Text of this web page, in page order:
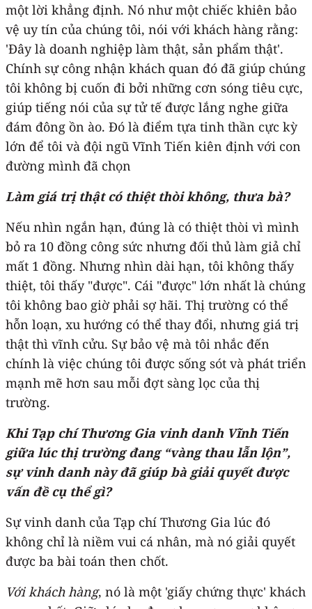
một lời khẳng định. Nó như một chiếc khiên bảo
vệ uy tín của chúng tôi, nói với khách hàng rằng:
'Đây là doanh nghiệp làm thật, sản phẩm thật'.
Chính sự công nhận khách quan đó đã giúp chúng
tôi không bị cuốn đi bởi những cơn sóng tiêu cực,
giúp tiếng nói của sự tử tế được lắng nghe giữa
đám đông ồn ào. Đó là điểm tựa tinh thần cực kỳ
lớn để tôi và đội ngũ Vĩnh Tiến kiên định với con
đường mình đã chọn
Làm giá trị thật có thiệt thòi không, thưa bà?
Nếu nhìn ngắn hạn, đúng là có thiệt thòi vì mình
bỏ ra 10 đồng công sức nhưng đối thủ làm giả chỉ
mất 1 đồng. Nhưng nhìn dài hạn, tôi không thấy
thiệt, tôi thấy "được". Cái "được" lớn nhất là chúng
tôi không bao giờ phải sợ hãi. Thị trường có thể
hỗn loạn, xu hướng có thể thay đổi, nhưng giá trị
thật thì vĩnh cửu. Sự bảo vệ mà tôi nhắc đến
chính là việc chúng tôi được sống sót và phát triển
mạnh mẽ hơn sau mỗi đợt sàng lọc của thị
trường.
Khi Tạp chí Thương Gia vinh danh Vĩnh Tiến
giữa lúc thị trường đang “vàng thau lẫn lộn”,
sự vinh danh này đã giúp bà giải quyết được
vấn đề cụ thể gì?
Sự vinh danh của Tạp chí Thương Gia lúc đó
không chỉ là niềm vui cá nhân, mà nó giải quyết
được ba bài toán then chốt.
Với khách hàng, nó là một 'giấy chứng thực' khách